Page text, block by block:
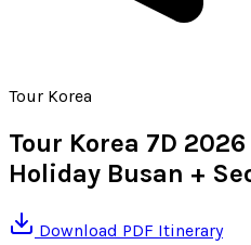
Tour Korea
Tour Korea 7D
Holiday Busan +
Download PDF Itinerary